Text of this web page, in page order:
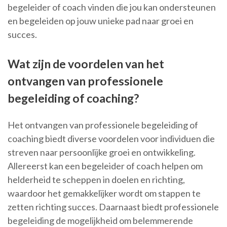
begeleider of coach vinden die jou kan ondersteunen
en begeleiden op jouw unieke pad naar groei en
succes.
Wat zijn de voordelen van het
ontvangen van professionele
begeleiding of coaching?
Het ontvangen van professionele begeleiding of
coaching biedt diverse voordelen voor individuen die
streven naar persoonlijke groei en ontwikkeling.
Allereerst kan een begeleider of coach helpen om
helderheid te scheppen in doelen en richting,
waardoor het gemakkelijker wordt om stappen te
zetten richting succes. Daarnaast biedt professionele
begeleiding de mogelijkheid om belemmerende